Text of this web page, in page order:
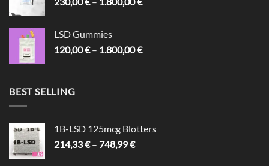
LSD Gummies
120,00€ – 1.800,00€Preisspanne:
BEST SELLING
1B-LSD 125mcg Blotters
214,33€ – 748,99€Preisspanne: